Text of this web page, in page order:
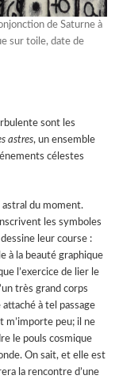
de Saturne à
sur toile, date de
sont les
astres, un ensemble
célestes
astral du moment.
les symboles
leur course :
à la beauté graphique
l’exercice de lier le
très grand corps
à tel passage
m’importe peu; il ne
le pouls cosmique
On sait, et elle est
la rencontre d’une